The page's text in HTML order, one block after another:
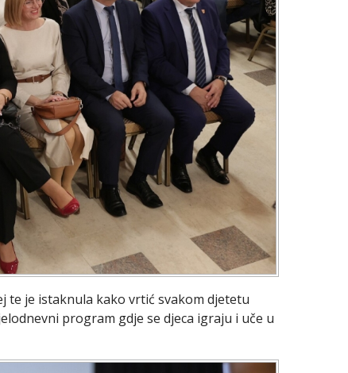
te je istaknula kako vrtić svakom djetetu
program gdje se djeca igraju i uče u